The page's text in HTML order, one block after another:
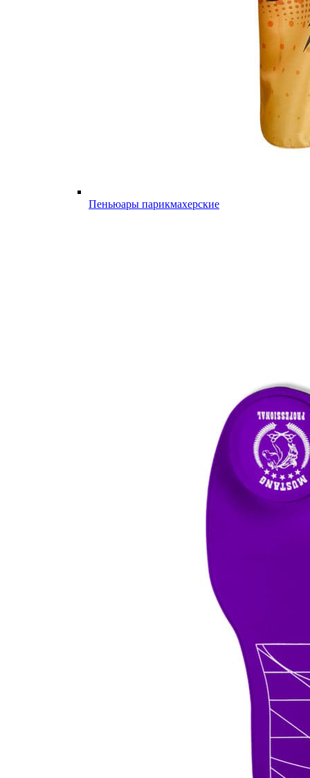
Пеньюары парикмахерские